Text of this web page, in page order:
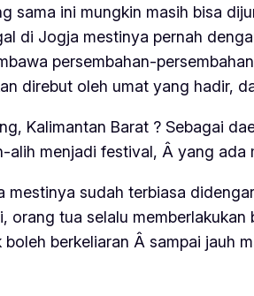
sama ini mungkin masih bisa
di Jogja mestinya pernah
persembahan-
direbut oleh umat yang hadir,
Kalimantan Barat ? Sebagai
alih menjadi festival, Â yang ada
mestinya sudah terbiasa
orang tua selalu
berkeliaran Â sampai jauh